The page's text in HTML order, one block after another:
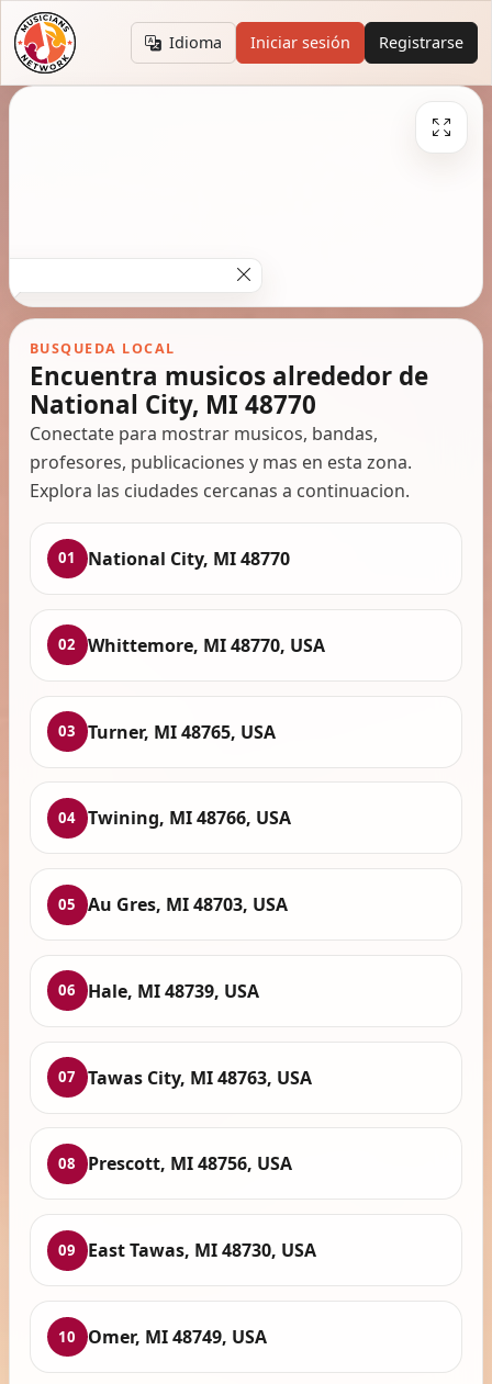
Idioma Iniciar sesión Registrarse
BUSQUEDA LOCAL
Encuentra musicos alrededor de
National City, MI 48770
Conectate para mostrar musicos, bandas,
profesores, publicaciones y mas en esta zona.
Explora las ciudades cercanas a continuacion.
01 National City, MI 48770
02 Whittemore, MI 48770, USA
03 Turner, MI 48765, USA
04 Twining, MI 48766, USA
05 Au Gres, MI 48703, USA
06 Hale, MI 48739, USA
07 Tawas City, MI 48763, USA
08 Prescott, MI 48756, USA
09 East Tawas, MI 48730, USA
10 Omer, MI 48749, USA